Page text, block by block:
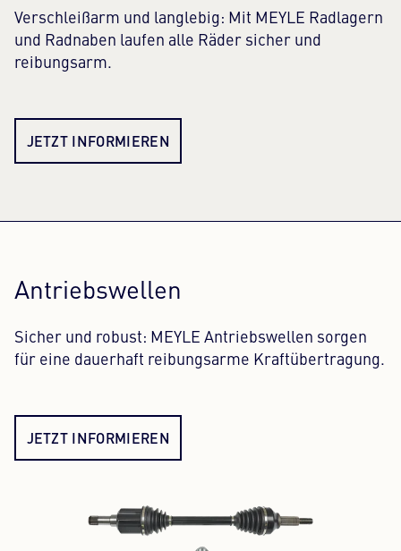
Verschleißarm und langlebig: Mit MEYLE Radlagern
und Radnaben laufen alle Räder sicher und
reibungsarm.
JETZT INFORMIEREN
Antriebswellen
Sicher und robust: MEYLE Antriebswellen sorgen
für eine dauerhaft reibungsarme Kraftübertragung.
JETZT INFORMIEREN